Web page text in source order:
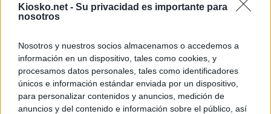
Kiosko.net - Su privacidad es importante para
nosotros
Nosotros y nuestros socios almacenamos o accedemos a
información en un dispositivo, tales como cookies, y
procesamos datos personales, tales como identificadores
únicos e información estándar enviada por un dispositivo,
para personalizar contenidos y anuncios, medición de
anuncios y del contenido e información sobre el público, así